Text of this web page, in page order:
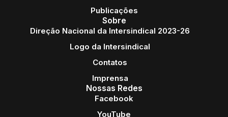
Publicações
Sobre
Direção Nacional da Intersindical 2023-26
Logo da Intersindical
Contatos
Imprensa
Nossas Redes
Facebook
YouTube